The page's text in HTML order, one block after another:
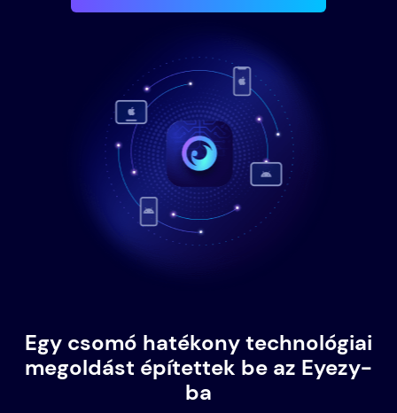
Egy csomó hatékony technológiai
megoldást építettek be az Eyezy-
ba